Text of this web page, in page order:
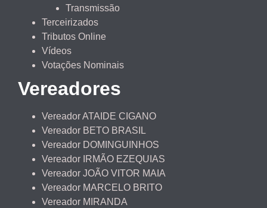
Transmissão
Terceirizados
Tributos Online
Vídeos
Votações Nominais
Vereadores
Vereador ATAIDE CIGANO
Vereador BETO BRASIL
Vereador DOMINGUINHOS
Vereador IRMÃO EZEQUIAS
Vereador JOÃO VITOR MAIA
Vereador MARCELO BRITO
Vereador MIRANDA